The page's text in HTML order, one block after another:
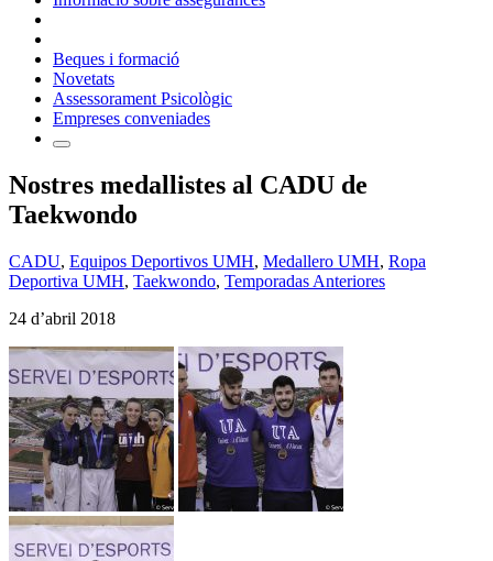
Beques i formació
Novetats
Assessorament Psicològic
Empreses conveniades
Nostres medallistes al CADU de
Taekwondo
CADU, Equipos Deportivos UMH, Medallero UMH, Ropa
Deportiva UMH, Taekwondo, Temporadas Anteriores
24 d’abril 2018